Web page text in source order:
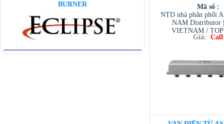
BURNER
Mã số :
NTD nhà phân phối
NAM Distributor
VIETNAM /
VIETNAM /Giá: Call